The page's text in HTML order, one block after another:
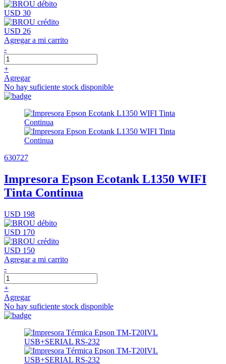
USD 30
USD 26
Agregar a mi carrito
-
+
Agregar
No hay suficiente stock disponible
630727
Impresora Epson Ecotank L1350 WIFI
Tinta Continua
USD 198
USD 170
USD 150
Agregar a mi carrito
-
+
Agregar
No hay suficiente stock disponible